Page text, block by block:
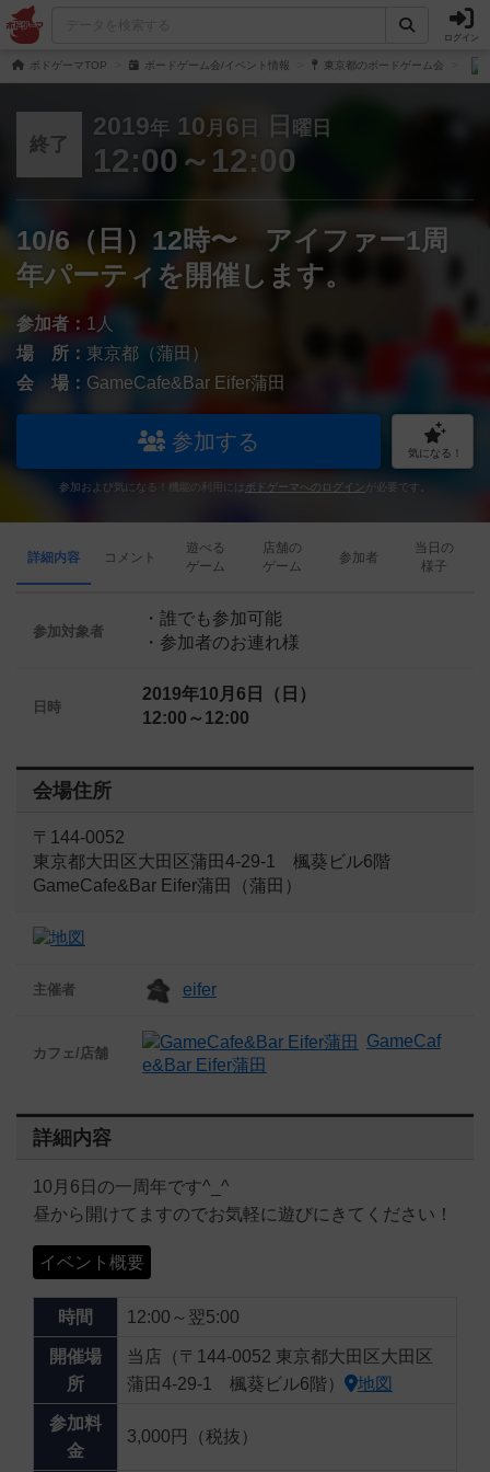
ログイン
ボドゲーマTOP ボードゲーム会/イベント情報 東京都のボードゲーム会
終了
2019年 10 月 6 日 日 曜日
12:00～12:00
10/6（日）12時〜 アイファー1周
年パーティを開催します。
参加者： 1人
場 所： 東京都（蒲田）
会 場： GameCafe&Bar Eifer蒲田
参加する 気になる！
参加および気になる！機能の利用には ボドゲーマへのログイン が必要です。
詳細内容 コメント
遊べる
ゲーム
店舗の
ゲーム
参加者
当日の
様子
参加対象者
・誰でも参加可能
・参加者のお連れ様
日時
2019年10月6日（日）
12:00～12:00
会場住所
〒144-0052
東京都大田区大田区蒲田4-29-1 楓葵ビル6階
GameCafe&Bar Eifer蒲田（蒲田）
主催者 eifer
カフェ/店舗
GameCaf
e&Bar Eifer蒲田
詳細内容
10月6日の一周年です^_^
昼から開けてますのでお気軽に遊びにきてください！
イベント概要
時間 12:00～翌5:00
開催場
所
当店（〒144-0052 東京都大田区大田区
蒲田4-29-1 楓葵ビル6階）
地図
参加料
金
3,000円（税抜）